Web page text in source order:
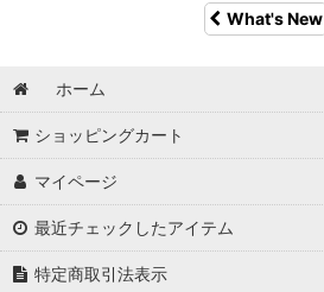
What's New
ホーム
ショッピングカート
マイページ
最近チェックしたアイテム
特定商取引法表示